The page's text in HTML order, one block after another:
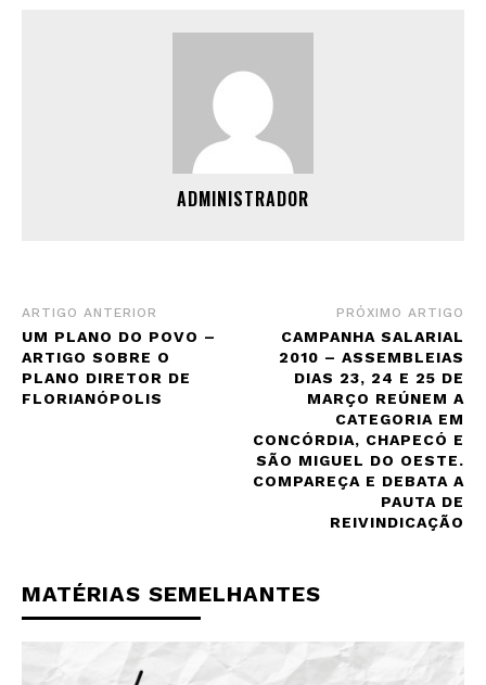
ADMINISTRADOR
ARTIGO ANTERIOR
UM PLANO DO POVO –
ARTIGO SOBRE O
PLANO DIRETOR DE
FLORIANÓPOLIS
PRÓXIMO ARTIGO
CAMPANHA SALARIAL
2010 – ASSEMBLEIAS
DIAS 23, 24 E 25 DE
MARÇO REÚNEM A
CATEGORIA EM
CONCÓRDIA, CHAPECÓ E
SÃO MIGUEL DO OESTE.
COMPAREÇA E DEBATA A
PAUTA DE
REIVINDICAÇÃO
MATÉRIAS SEMELHANTES